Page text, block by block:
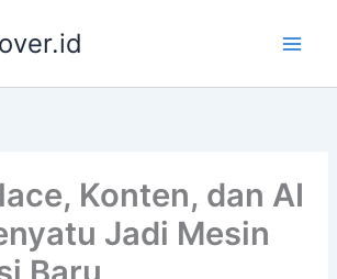
Konten, dan AI
Jadi Mesin